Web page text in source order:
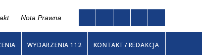
Nota Prawna
WYDARZENIA 112 KONTAKT / REDAKCJA